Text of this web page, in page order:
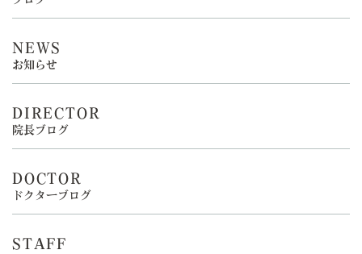
NEWS
お知らせ
DIRECTOR
院長ブログ
DOCTOR
ドクターブログ
STAFF